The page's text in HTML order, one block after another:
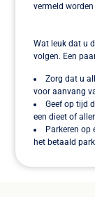
vermeld
Wat leuk dat u
volgen. Een
Zorg dat u
voor aanvang
Geef op tijd
een dieet of
Parkeren op
het betaald